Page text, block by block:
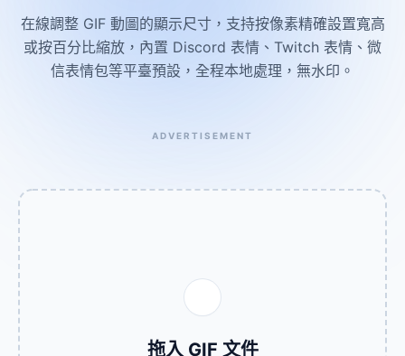
在線調整 GIF 動圖的顯示尺寸，支持按像素精確設置寬高
或按百分比縮放，內置 Discord 表情、Twitch 表情、微
信表情包等平臺預設，全程本地處理，無水印。
ADVERTISEMENT
拖入 GIF 文件